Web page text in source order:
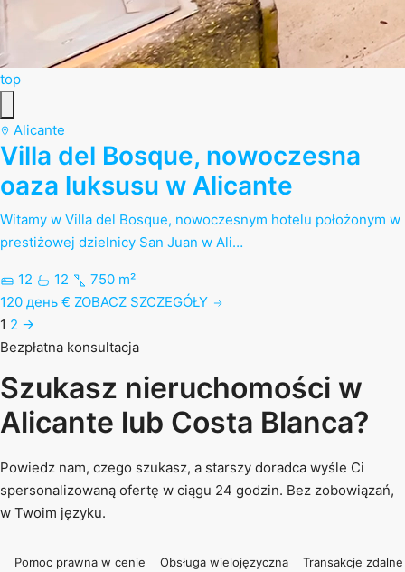
top
Alicante
Villa del Bosque, nowoczesna
oaza luksusu w Alicante
Witamy w Villa del Bosque, nowoczesnym hotelu położonym w
prestiżowej dzielnicy San Juan w Ali…
12 12
750 m²
120 день € ZOBACZ SZCZEGÓŁY
1 2 →
Bezpłatna konsultacja
Szukasz nieruchomości w
Alicante lub Costa Blanca?
Powiedz nam, czego szukasz, a starszy doradca wyśle Ci
spersonalizowaną ofertę w ciągu 24 godzin. Bez zobowiązań,
w Twoim języku.
Pomoc prawna w cenie Obsługa wielojęzyczna Transakcje zdalne